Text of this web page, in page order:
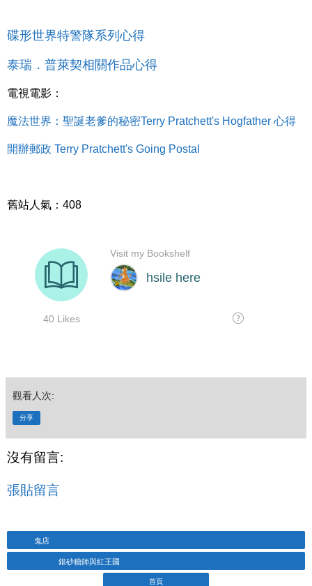
碟形世界特警隊系列心得
泰瑞．普萊契相關作品心得
電視電影：
魔法世界：聖誕老爹的秘密Terry Pratchett's Hogfather 心得
開辦郵政 Terry Pratchett's Going Postal
舊站人氣：408
觀看人次:
分享
沒有留言:
張貼留言
鬼店
銀砂糖師與紅王國
首頁